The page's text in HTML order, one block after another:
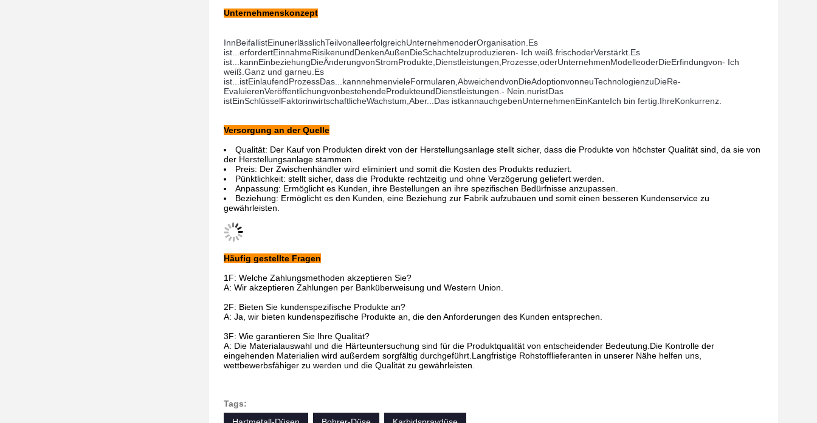
Unternehmenskonzept
InnBeifallistEinunerlässlichTeilvonalleerfolgreichUnternehmenoderOrganisation Es
ist... erfordertEinnahmeRisikenundDenkenAußenDieSchachtelzuproduzieren- Ich weiß. frischoderVerstärkt Es
ist... kannEinbeziehungDieÄnderungvonStromProdukte Dienstleistungen Prozesse oderUnternehmenModelleoderDieErfindungvon- Ich
weiß. Ganz und garneu Es
ist... istEinlaufendProzessDas... kannnehmenvieleFormularen AbweichendvonDieAdoptionvonneuTechnologienzuDieRe-
EvaluierenVeröffentlichungvonbestehendeProdukteundDienstleistungen - Nein. nuristDas
istEinSchlüsselFaktorinwirtschaftlicheWachstum Aber... Das istkannauchgebenUnternehmenEinKanteIch bin fertig. IhreKonkurrenz
Versorgung an der Quelle
Qualität: Der Kauf von Produkten direkt von der Herstellungsanlage stellt sicher, dass die Produkte von höchster Qualität sind, da sie von
der Herstellungsanlage stammen.
Preis: Der Zwischenhändler wird eliminiert und somit die Kosten des Produkts reduziert.
Pünktlichkeit: stellt sicher, dass die Produkte rechtzeitig und ohne Verzögerung geliefert werden.
Anpassung: Ermöglicht es Kunden, ihre Bestellungen an ihre spezifischen Bedürfnisse anzupassen.
Beziehung: Ermöglicht es den Kunden, eine Beziehung zur Fabrik aufzubauen und somit einen besseren Kundenservice zu
gewährleisten.
Häufig gestellte Fragen
1F: Welche Zahlungsmethoden akzeptieren Sie?
A: Wir akzeptieren Zahlungen per Banküberweisung und Western Union.
2F: Bieten Sie kundenspezifische Produkte an?
A: Ja, wir bieten kundenspezifische Produkte an, die den Anforderungen des Kunden entsprechen.
3F: Wie garantieren Sie Ihre Qualität?
A: Die Materialauswahl und die Härteuntersuchung sind für die Produktqualität von entscheidender Bedeutung.Die Kontrolle der
eingehenden Materialien wird außerdem sorgfältig durchgeführt.Langfristige Rohstofflieferanten in unserer Nähe helfen uns,
wettbewerbsfähiger zu werden und die Qualität zu gewährleisten.
Tags: